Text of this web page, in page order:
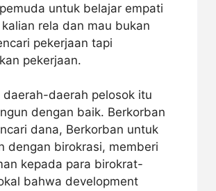
untuk belajar empati
rela dan mau bukan
pekerjaan tapi
pekerjaan.
daerah-daerah pelosok itu
dengan baik. Berkorban
dana, Berkorban untuk
dengan birokrasi, memberi
kepada para birokrat-
bahwa development